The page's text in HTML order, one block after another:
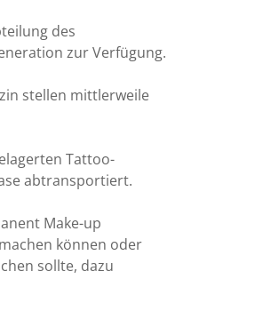
des
zur Verfügung.
stellen mittlerweile
Tattoo-
abtransportiert.
Make-up
können oder
sollte, dazu